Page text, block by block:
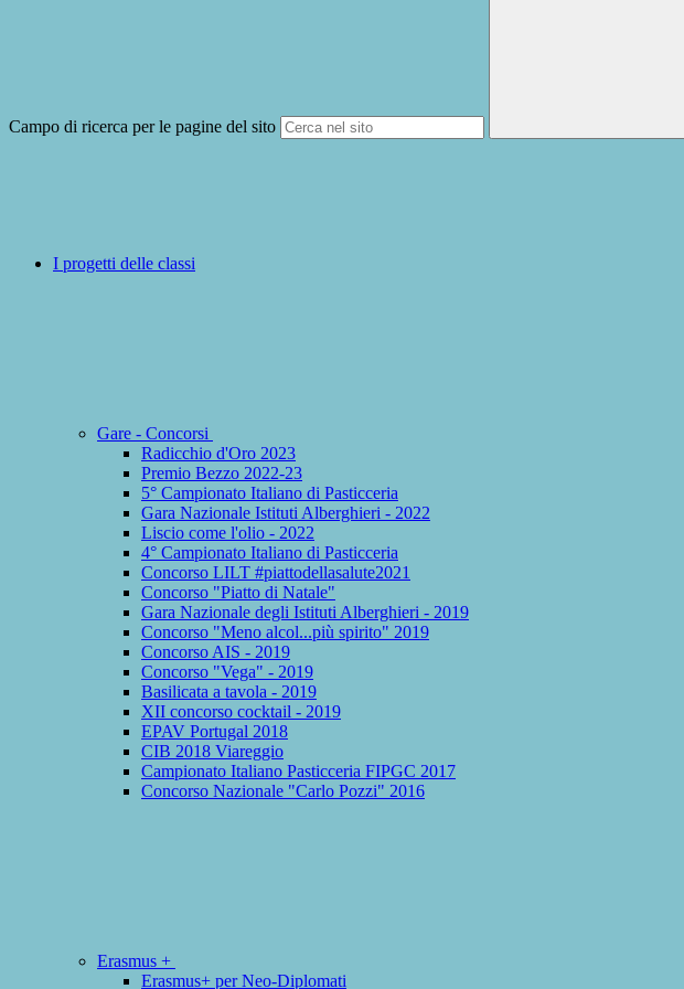
Campo di ricerca per le pagine del sito
I progetti delle classi
Gare - Concorsi
Radicchio d'Oro 2023
Premio Bezzo 2022-23
5° Campionato Italiano di Pasticceria
Gara Nazionale Istituti Alberghieri - 2022
Liscio come l'olio - 2022
4° Campionato Italiano di Pasticceria
Concorso LILT #piattodellasalute2021
Concorso "Piatto di Natale"
Gara Nazionale degli Istituti Alberghieri - 2019
Concorso "Meno alcol...più spirito" 2019
Concorso AIS - 2019
Concorso "Vega" - 2019
Basilicata a tavola - 2019
XII concorso cocktail - 2019
EPAV Portugal 2018
CIB 2018 Viareggio
Campionato Italiano Pasticceria FIPGC 2017
Concorso Nazionale "Carlo Pozzi" 2016
Erasmus +
Erasmus+ per Neo-Diplomati